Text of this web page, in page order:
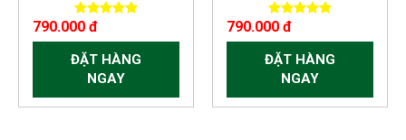
790.000 đ
ĐẶT HÀNG
NGAY
790.000 đ
ĐẶT HÀNG
NGAY